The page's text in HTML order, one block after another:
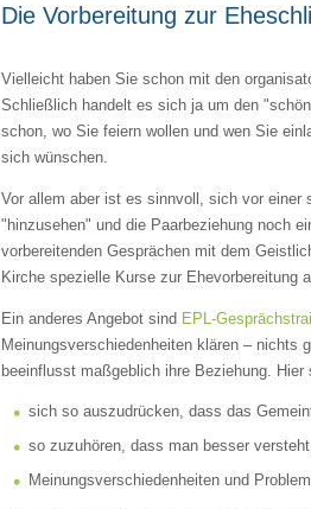
Die Vorbereitung zur
Vielleicht haben Sie schon mit den
Schließlich handelt es sich ja um den
schon, wo Sie feiern wollen und wen Sie
sich wünschen.
Vor allem aber ist es sinnvoll, sich vor einer
"hinzusehen" und die Paarbeziehung noch
vorbereitenden Gesprächen mit dem
Kirche spezielle Kurse zur Ehevorbereitung
Ein anderes Angebot sind EPL-
Meinungsverschiedenheiten klären – nichts
beeinflusst maßgeblich ihre Beziehung.
sich so auszudrücken, dass das
so zuzuhören, dass man besser
Meinungsverschiedenheiten und